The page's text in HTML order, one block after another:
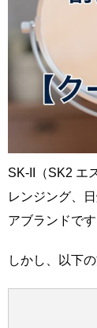
SK-II（SK2 エ
レンジング、
アブランドで
しかし、以下